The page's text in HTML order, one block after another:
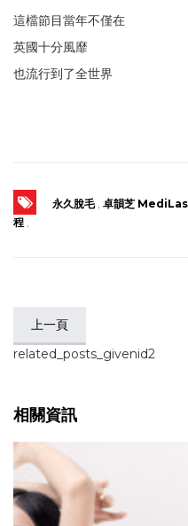
這檔節目當年不僅在
英國十分風靡
也流行到了全世界
永久脫毛, 卓韻芝
程 ,
上一頁
related_posts_givenid2
相關資訊